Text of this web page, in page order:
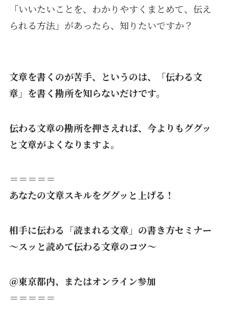
「いいたいことを、わかりやすくまとめて、伝え
られる方法」 があったら、知りたいですか？
文章を書くのが苦手、というのは、「伝わる文
章」を書く勘所を知らないだけです。
伝わる文章の勘所を押さえれば、今よりもググッ
と文章がよくなりますよ。
＝＝＝＝＝
あなたの文章スキルをググッと上げる！
相手に伝わる「読まれる文章」の書き方セミナー
〜スッと読めて伝わる文章のコツ〜
＠東京都内、またはオンライン参加
＝＝＝＝＝